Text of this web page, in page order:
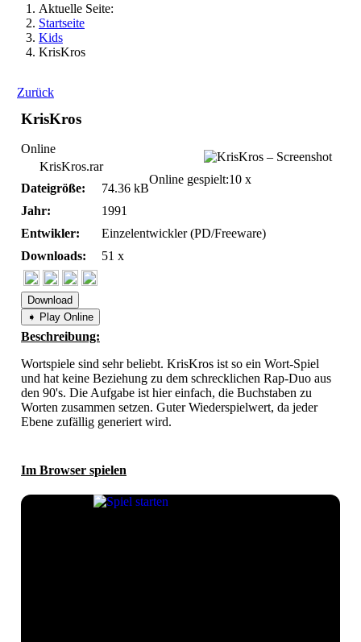
Aktuelle Seite:
Startseite
Kids
KrisKros
Zurück
KrisKros
Online
KrisKros.rar
Dateigröße:
74.36 kB
Jahr:
1991
Entwikler:
Einzelentwickler (PD/Freeware)
Downloads:
51 x
Online gespielt:10 x
Download
➧ Play Online
Beschreibung:
Wortspiele sind sehr beliebt. KrisKros ist so ein Wort-Spiel
und hat keine Beziehung zu dem schrecklichen Rap-Duo aus
den 90's. Die Aufgabe ist hier einfach, die Buchstaben zu
Worten zusammen setzen. Guter Wiederspielwert, da jeder
Ebene zufällig generiert wird.
Im Browser spielen